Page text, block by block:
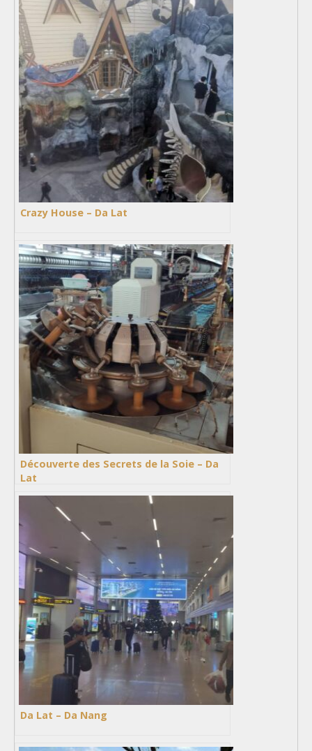
Crazy House – Da Lat
Découverte des Secrets de la Soie – Da
Lat
Da Lat – Da Nang